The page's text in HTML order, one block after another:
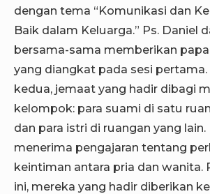
dengan tema “Komunikasi dan
Baik dalam Keluarga.” Ps. Daniel
bersama-sama memberikan
yang diangkat pada sesi pertama.
kedua, jemaat yang hadir dibagi
kelompok: para suami di satu
dan para istri di ruangan yang
menerima pengajaran tentang
keintiman antara pria dan wanita.
ini, mereka yang hadir diberikan